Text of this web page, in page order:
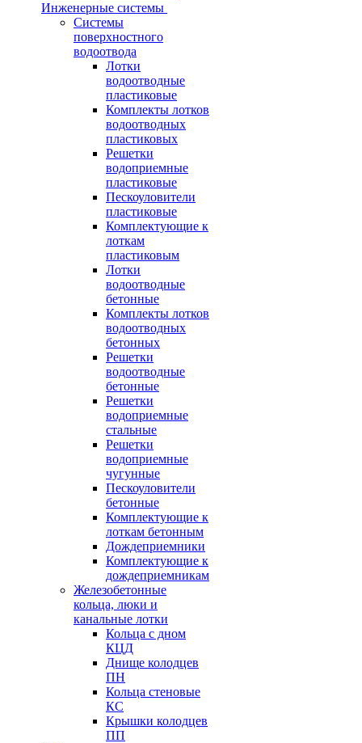
Инженерные системы
Системы
поверхностного
водоотвода
Лотки
водоотводные
пластиковые
Комплекты лотков
водоотводных
пластиковых
Решетки
водоприемные
пластиковые
Пескоуловители
пластиковые
Комплектующие к
лоткам
пластиковым
Лотки
водоотводные
бетонные
Комплекты лотков
водоотводных
бетонных
Решетки
водоотводные
бетонные
Решетки
водоприемные
стальные
Решетки
водоприемные
чугунные
Пескоуловители
бетонные
Комплектующие к
лоткам бетонным
Дождеприемники
Комплектующие к
дождеприемникам
Железобетонные
кольца, люки и
канальные лотки
Кольца с дном
КЦД
Днище колодцев
ПН
Кольца стеновые
КС
Крышки колодцев
ПП